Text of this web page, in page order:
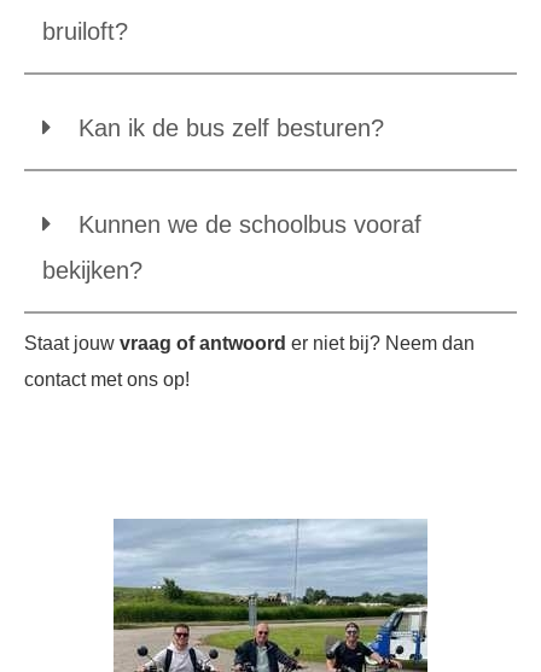
bruiloft?
Kan ik de bus zelf besturen?
Kunnen we de schoolbus vooraf
bekijken?
Staat jouw vraag of antwoord er niet bij? Neem dan
contact met ons op!